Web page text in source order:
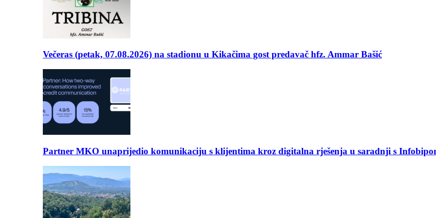
Večeras (petak, 07.08.2026) na stadionu u Kikačima gost predavač hfz. Ammar Bašić
Partner MKO unaprijedio komunikaciju s klijentima kroz digitalna rješenja u saradnji s